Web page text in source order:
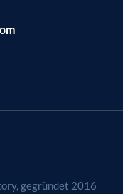
gegründet 2016